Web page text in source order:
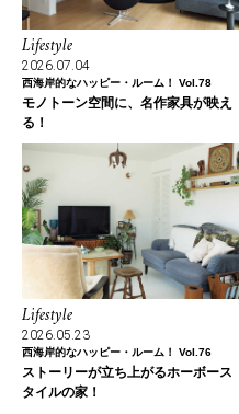
Lifestyle
2026.07.04
西海岸的なハッピー・ルーム！ Vol.78
モノトーン空間に、名作家具が映え
る！
Lifestyle
2026.05.23
西海岸的なハッピー・ルーム！ Vol.76
ストーリーが立ち上がるホーボース
タイルの家！